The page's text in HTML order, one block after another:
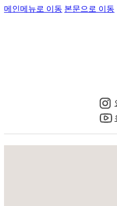
메인메뉴로 이동 본문으로 이동